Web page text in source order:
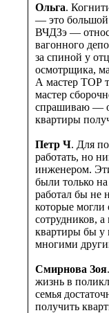
Ольга.
— это большой
ВЧДЗэ —
вагонного
за спиной у
осмотрщика,
А мастер ТОР
мастер
спрашиваю —
квартиры
Петр Ч. Для
работать, но
инженером.
были только
работал бы не
которые могли
сотрудников,
квартиры бы у
многими
Смирнова Зоя
жизнь в
семья
получить